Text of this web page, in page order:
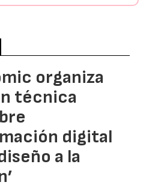
organiza
técnica
digital
a la